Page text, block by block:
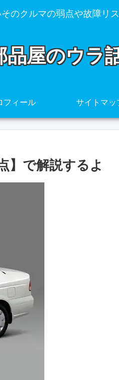
のクルマの弱点や故障リ
品屋のウラ
フィール サイトマッ
】で解説するよ